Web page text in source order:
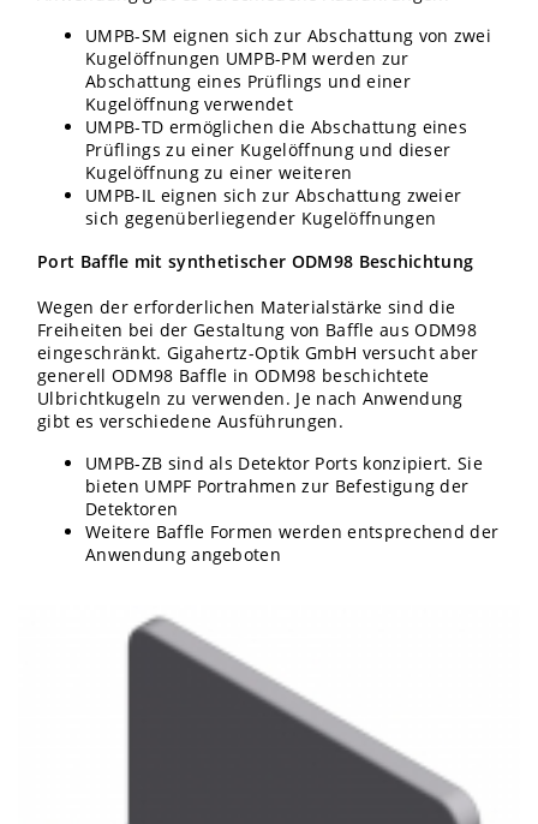
UMPB-SM eignen sich zur Abschattung von zwei
Kugelöffnungen UMPB-PM werden zur
Abschattung eines Prüflings und einer
Kugelöffnung verwendet
UMPB-TD ermöglichen die Abschattung eines
Prüflings zu einer Kugelöffnung und dieser
Kugelöffnung zu einer weiteren
UMPB-IL eignen sich zur Abschattung zweier
sich gegenüberliegender Kugelöffnungen
Port Baffle mit synthetischer ODM98 Beschichtung
Wegen der erforderlichen Materialstärke sind die
Freiheiten bei der Gestaltung von Baffle aus ODM98
eingeschränkt. Gigahertz-Optik GmbH versucht aber
generell ODM98 Baffle in ODM98 beschichtete
Ulbrichtkugeln zu verwenden. Je nach Anwendung
gibt es verschiedene Ausführungen.
UMPB-ZB sind als Detektor Ports konzipiert. Sie
bieten UMPF Portrahmen zur Befestigung der
Detektoren
Weitere Baffle Formen werden entsprechend der
Anwendung angeboten